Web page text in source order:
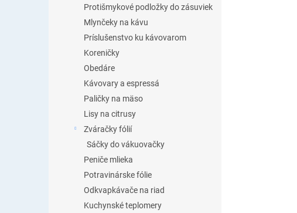
Protišmykové podložky do zásuviek
Mlynčeky na kávu
Príslušenstvo ku kávovarom
Koreničky
Obedáre
Kávovary a espressá
Paličky na mäso
Lisy na citrusy
Zváračky fólií
Sáčky do vákuovačky
Peniče mlieka
Potravinárske fólie
Odkvapkávače na riad
Kuchynské teplomery